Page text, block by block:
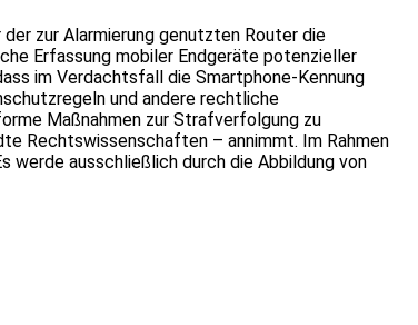
zur Alarmierung genutzten Router die
Erfassung mobiler Endgeräte potenzieller
im Verdachtsfall die Smartphone-Kennung
und andere rechtliche
Maßnahmen zur Strafverfolgung zu
Rechtswissenschaften – annimmt. Im Rahmen
werde ausschließlich durch die Abbildung von